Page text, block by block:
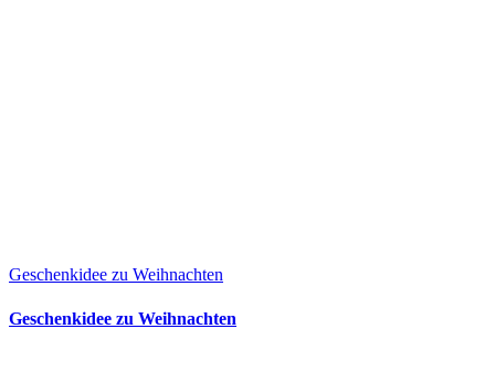
Geschenkidee zu Weihnachten
Geschenkidee zu Weihnachten